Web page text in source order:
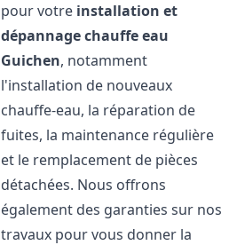
pour votre installation et
dépannage chauffe eau
Guichen, notamment
l'installation de nouveaux
chauffe-eau, la réparation de
fuites, la maintenance régulière
et le remplacement de pièces
détachées. Nous offrons
également des garanties sur nos
travaux pour vous donner la